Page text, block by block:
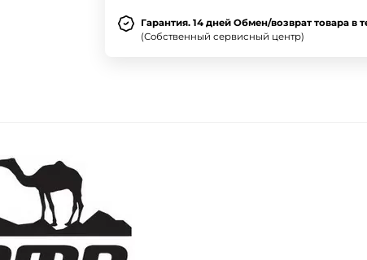
Гарантия. 14 дней Обмен/возврат товара в
(Собственный сервисный центр)